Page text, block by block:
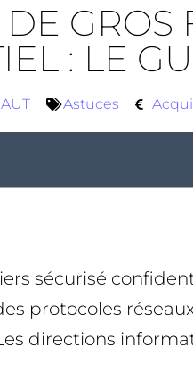
GROS
: LE
Astuces
sécurisé
protocoles
directions